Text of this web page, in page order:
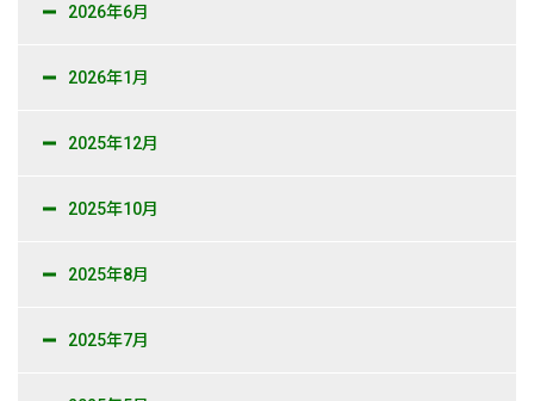
2026年6月
2026年1月
2025年12月
2025年10月
2025年8月
2025年7月